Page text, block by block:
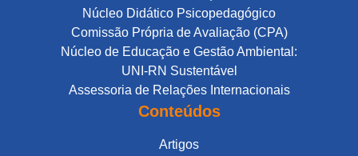
Núcleo Didático Psicopedagógico
Comissão Própria de Avaliação (CPA)
Núcleo de Educação e Gestão Ambiental:
UNI-RN Sustentável
Assessoria de Relações Internacionais
Conteúdos
Artigos